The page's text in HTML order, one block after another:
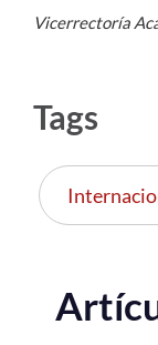
Vicerrectoría
Tags